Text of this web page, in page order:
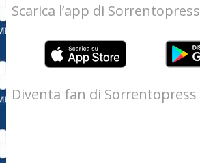
Scarica l’app di Sorrentopress
Diventa fan di Sorrentopress